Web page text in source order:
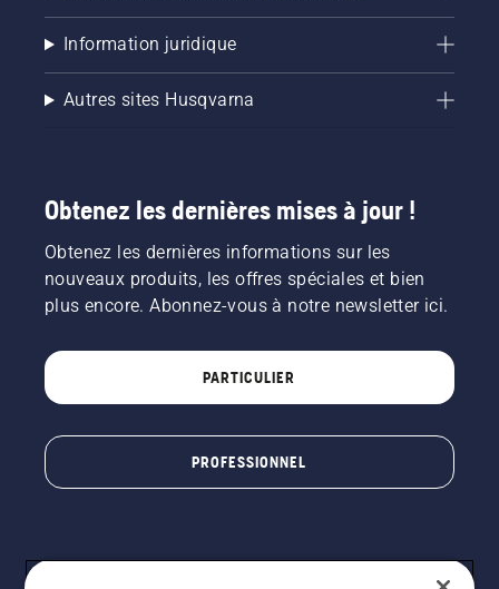
Information juridique
Autres sites Husqvarna
Obtenez les dernières mises à jour !
Obtenez les dernières informations sur les
nouveaux produits, les offres spéciales et bien
plus encore. Abonnez-vous à notre newsletter ici.
PARTICULIER
PROFESSIONNEL